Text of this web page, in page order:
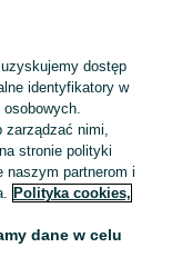
dostęp
identyfikatory w
zarządzać nimi,
stronie polityki
naszym partnerom i
Polityka cookies,
dane w celu